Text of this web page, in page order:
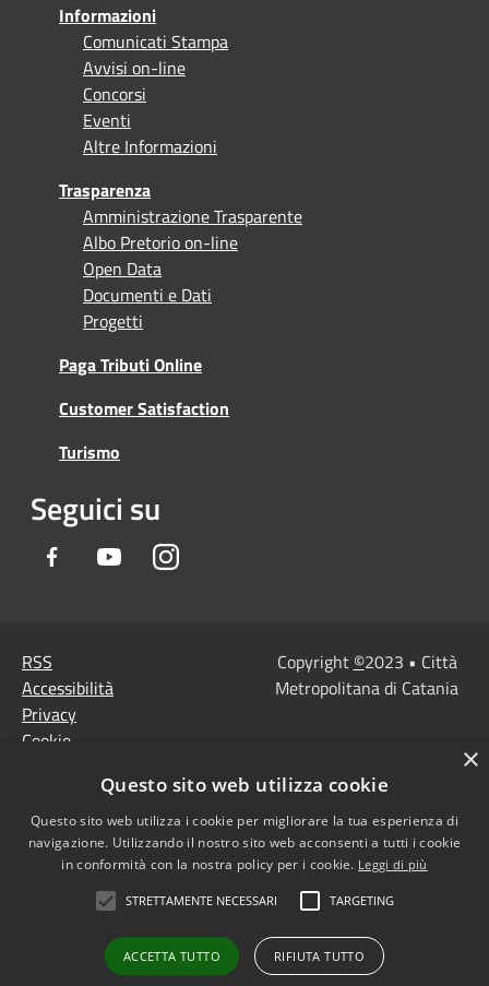
Informazioni
Comunicati Stampa
Avvisi on-line
Concorsi
Eventi
Altre Informazioni
Trasparenza
Amministrazione Trasparente
Albo Pretorio on-line
Open Data
Documenti e Dati
Progetti
Paga Tributi Online
Customer Satisfaction
Turismo
Seguici su
Facebook YoutubeInstagram
RSS
Accessibilità
Privacy
Cookie
Note Legali
Agenzia per l'Italia
digitale
accessibilità
Dichiarazione di
accessibilità PagoPa
Copyright ©2023 • Città
Metropolitana di Catania
×
Questo sito web utilizza cookie
Questo sito web utilizza i cookie per migliorare la tua esperienza di
navigazione. Utilizzando il nostro sito web acconsenti a tutti i cookie
in conformità con la nostra policy per i cookie. Leggi di più
STRETTAMENTE NECESSARI TARGETING
ACCETTA TUTTO RIFIUTA TUTTO